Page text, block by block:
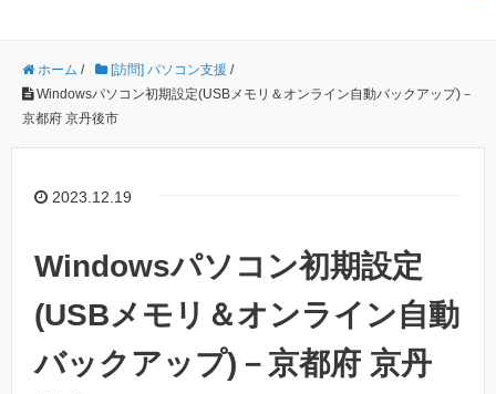
ホーム / [訪問] パソコン支援 /
Windowsパソコン初期設定(USBメモリ＆オンライン自動バックアップ)－
京都府 京丹後市
2023.12.19
Windowsパソコン初期設定
(USBメモリ＆オンライン自動
バックアップ)－京都府 京丹